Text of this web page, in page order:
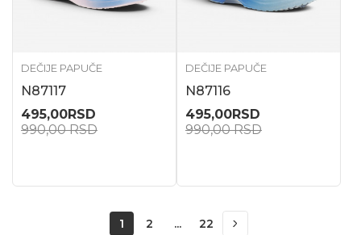
DEČIJE PAPUČE
N87117
495,00RSD
990,00RSD
DEČIJE PAPUČE
N87116
495,00RSD
990,00RSD
1 2 ... 22